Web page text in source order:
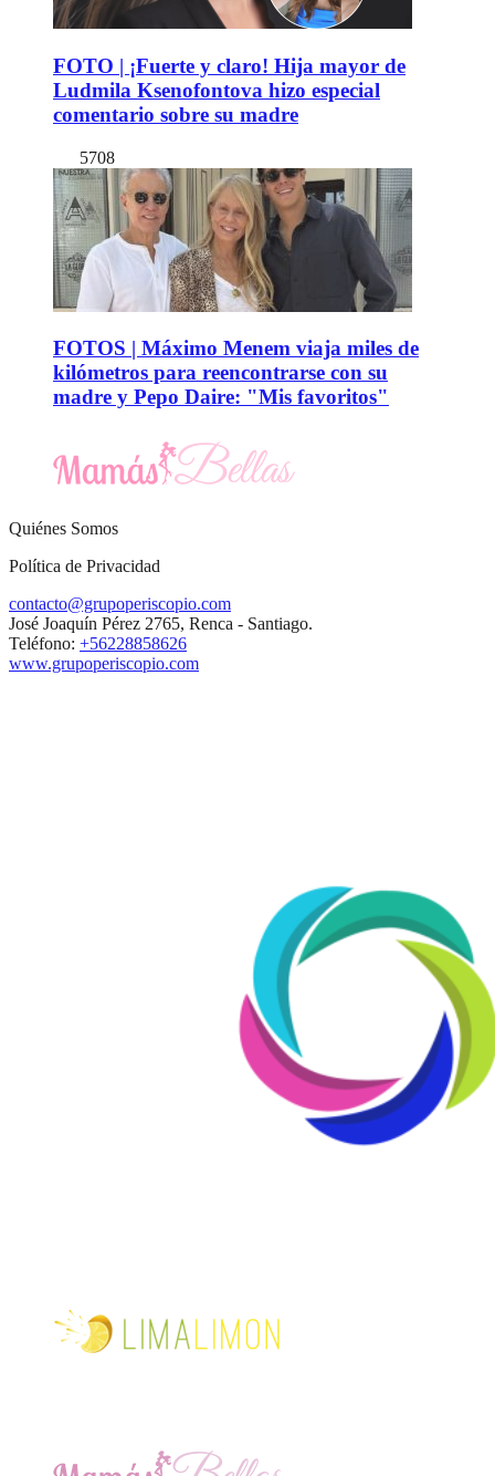
FOTO | ¡Fuerte y claro! Hija mayor de
Ludmila Ksenofontova hizo especial
comentario sobre su madre
5708
FOTOS | Máximo Menem viaja miles de
kilómetros para reencontrarse con su
madre y Pepo Daire: "Mis favoritos"
Quiénes Somos
Política de Privacidad
contacto@grupoperiscopio.com
José Joaquín Pérez 2765, Renca - Santiago.
Teléfono: +56228858626
www.grupoperiscopio.com